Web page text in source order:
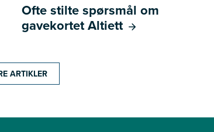
Ofte stilte spørsmål om
gavekortet Altiett
ARTIKLER